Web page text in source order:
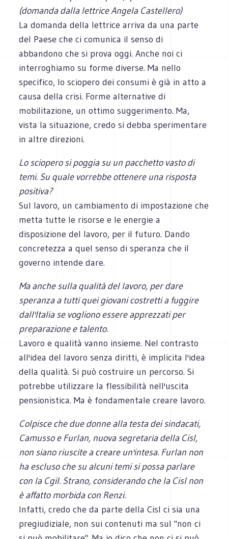
(domanda dalla lettrice Angela Castellero)
La domanda della lettrice arriva da una parte
del Paese che ci comunica il senso di
abbandono che si prova oggi. Anche noi ci
interroghiamo su forme diverse. Ma nello
specifico, lo sciopero dei consumi è già in atto a
causa della crisi. Forme alternative di
mobilitazione, un ottimo suggerimento. Ma,
vista la situazione, credo si debba sperimentare
in altre direzioni.
Lo sciopero si poggia su un pacchetto vasto di
temi. Su quale vorrebbe ottenere una risposta
positiva?
Sul lavoro, un cambiamento di impostazione che
metta tutte le risorse e le energie a
disposizione del lavoro, per il futuro. Dando
concretezza a quel senso di speranza che il
governo intende dare.
Ma anche sulla qualità del lavoro, per dare
speranza a tutti quei giovani costretti a fuggire
dall'Italia se vogliono essere apprezzati per
preparazione e talento.
Lavoro e qualità vanno insieme. Nel contrasto
all'idea del lavoro senza diritti, è implicita l'idea
della qualità. Si può costruire un percorso. Si
potrebbe utilizzare la flessibilità nell'uscita
pensionistica. Ma è fondamentale creare lavoro.
Colpisce che due donne alla testa dei sindacati,
Camusso e Furlan, nuova segretaria della Cisl,
non siano riuscite a creare un'intesa. Furlan non
ha escluso che su alcuni temi si possa parlare
con la Cgil. Strano, considerando che la Cisl non
è affatto morbida con Renzi.
Infatti, credo che da parte della Cisl ci sia una
pregiudiziale, non sui contenuti ma sul "non ci